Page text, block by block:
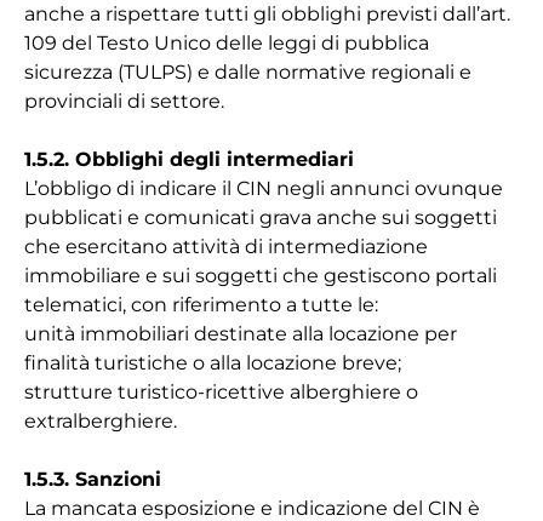
anche a rispettare tutti gli obblighi previsti dall’art.
109 del Testo Unico delle leggi di pubblica
sicurezza (TULPS) e dalle normative regionali e
provinciali di settore.
1.5.2. Obblighi degli intermediari
L’obbligo di indicare il CIN negli annunci ovunque
pubblicati e comunicati grava anche sui soggetti
che esercitano attività di intermediazione
immobiliare e sui soggetti che gestiscono portali
telematici, con riferimento a tutte le:
unità immobiliari destinate alla locazione per
finalità turistiche o alla locazione breve;
strutture turistico-ricettive alberghiere o
extralberghiere.
1.5.3. Sanzioni
La mancata esposizione e indicazione del CIN è